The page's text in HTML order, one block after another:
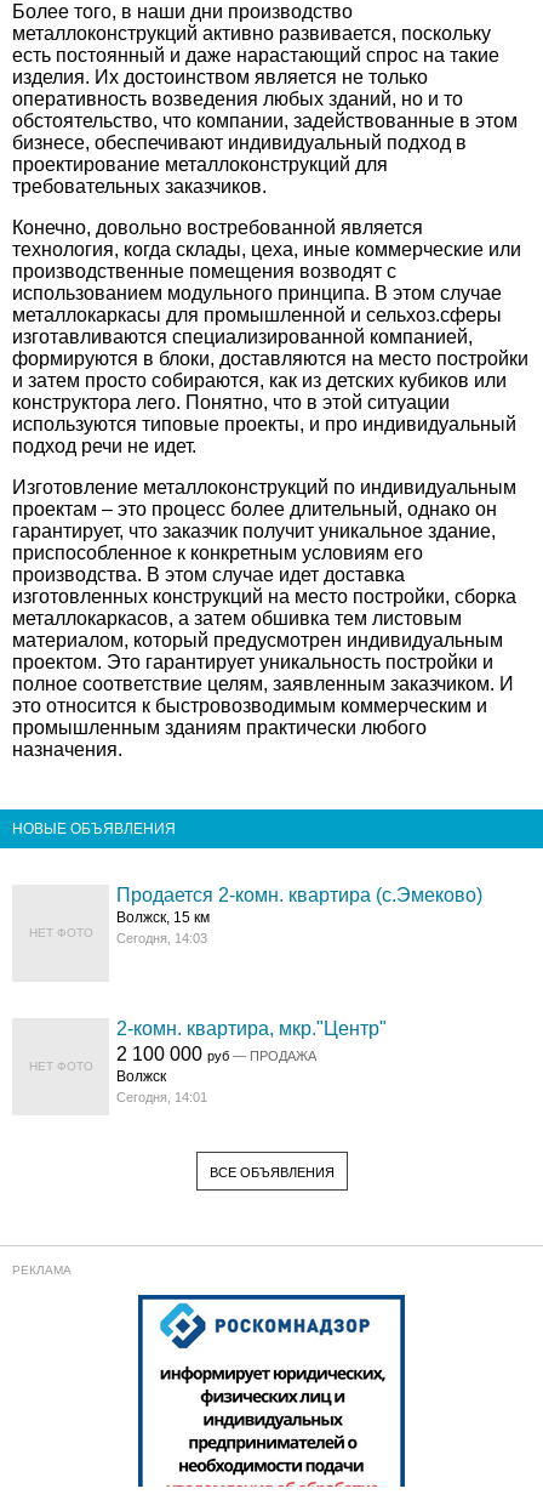
Более того, в наши дни производство
металлоконструкций активно развивается, поскольку
есть постоянный и даже нарастающий спрос на такие
изделия. Их достоинством является не только
оперативность возведения любых зданий, но и то
обстоятельство, что компании, задействованные в этом
бизнесе, обеспечивают индивидуальный подход в
проектирование металлоконструкций для
требовательных заказчиков.
Конечно, довольно востребованной является
технология, когда склады, цеха, иные коммерческие или
производственные помещения возводят с
использованием модульного принципа. В этом случае
металлокаркасы для промышленной и сельхоз.сферы
изготавливаются специализированной компанией,
формируются в блоки, доставляются на место постройки
и затем просто собираются, как из детских кубиков или
конструктора лего. Понятно, что в этой ситуации
используются типовые проекты, и про индивидуальный
подход речи не идет.
Изготовление металлоконструкций по индивидуальным
проектам – это процесс более длительный, однако он
гарантирует, что заказчик получит уникальное здание,
приспособленное к конкретным условиям его
производства. В этом случае идет доставка
изготовленных конструкций на место постройки, сборка
металлокаркасов, а затем обшивка тем листовым
материалом, который предусмотрен индивидуальным
проектом. Это гарантирует уникальность постройки и
полное соответствие целям, заявленным заказчиком. И
это относится к быстровозводимым коммерческим и
промышленным зданиям практически любого
назначения.
НОВЫЕ ОБЪЯВЛЕНИЯ
НЕТ ФОТО
Продается 2-комн. квартира (с.Эмеково)
Волжск, 15 км
Сегодня, 14:03
НЕТ ФОТО
2-комн. квартира, мкр."Центр"
2 100 000руб — ПРОДАЖА
Волжск
Сегодня, 14:01
ВСЕ ОБЪЯВЛЕНИЯ